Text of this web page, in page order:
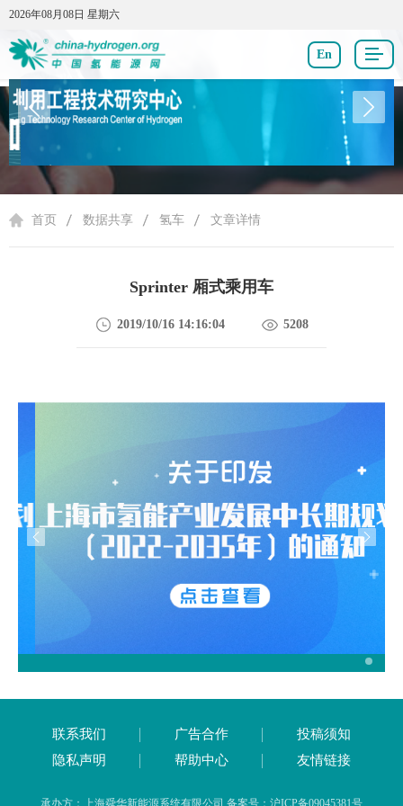
2026年08月08日 星期六
2026年08月08日 星期六
En
首页 数据共享 氢车 文章详情
Sprinter 厢式乘用车
2019/10/16 14:16:04 5208
联系我们 广告合作
投稿须知
隐私声明
帮助中心 友情链接
承办方：上海舜华新能源系统有限公司 备案号：沪ICP备09045381号